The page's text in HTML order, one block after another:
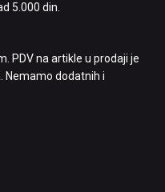
5.000 din.
PDV na artikle u prodaji je
Nemamo dodatnih i